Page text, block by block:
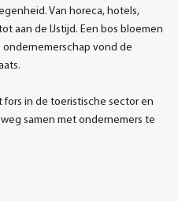
Van horeca, hotels,
aan de IJstijd. Een bos bloemen
ondernemerschap vond de
in de toeristische sector en
samen met ondernemers te